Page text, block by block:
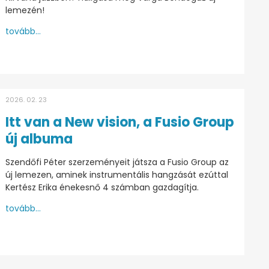
lemezén!
tovább...
2026. 02. 23
Itt van a New vision, a Fusio Group
új albuma
Szendőfi Péter szerzeményeit játsza a Fusio Group az
új lemezen, aminek instrumentális hangzását ezúttal
Kertész Erika énekesnő 4 számban gazdagítja.
tovább...